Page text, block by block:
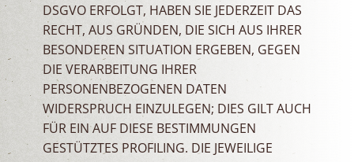
DSGVO ERFOLGT, HABEN SIE JEDERZEIT DAS
RECHT, AUS GRÜNDEN, DIE SICH AUS IHRER
BESONDEREN SITUATION ERGEBEN, GEGEN
DIE VERARBEITUNG IHRER
PERSONENBEZOGENEN DATEN
WIDERSPRUCH EINZULEGEN; DIES GILT AUCH
FÜR EIN AUF DIESE BESTIMMUNGEN
GESTÜTZTES PROFILING. DIE JEWEILIGE